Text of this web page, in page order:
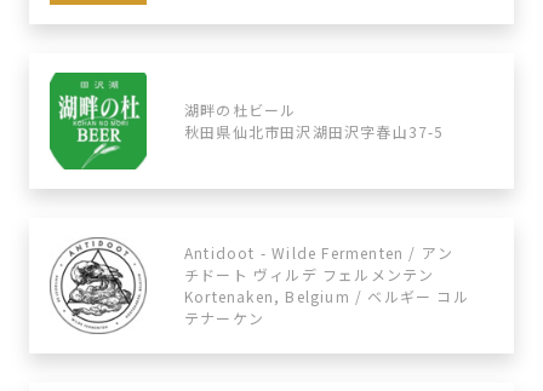
湖畔の杜ビール
秋田県仙北市田沢湖田沢字春山37-5
Antidoot - Wilde Fermenten / アン
チドート ヴィルデ フェルメンテン
Kortenaken, Belgium / ベルギー コル
テナーケン